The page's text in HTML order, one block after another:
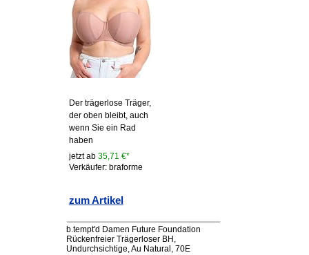
Der trägerlose Träger,
der oben bleibt, auch
wenn Sie ein Rad
haben
jetzt ab 35,71 €*
Verkäufer: braforme
zum Artikel
b.tempt'd Damen Future Foundation
Rückenfreier Trägerloser BH,
Undurchsichtige, Au Natural, 70E